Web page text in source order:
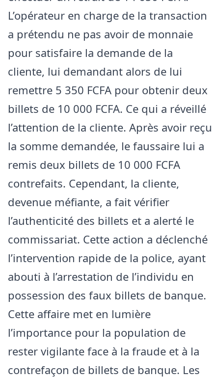
L’opérateur en charge de la transaction
a prétendu ne pas avoir de monnaie
pour satisfaire la demande de la
cliente, lui demandant alors de lui
remettre 5 350 FCFA pour obtenir deux
billets de 10 000 FCFA. Ce qui a réveillé
l’attention de la cliente. Après avoir reçu
la somme demandée, le faussaire lui a
remis deux billets de 10 000 FCFA
contrefaits. Cependant, la cliente,
devenue méfiante, a fait vérifier
l’authenticité des billets et a alerté le
commissariat. Cette action a déclenché
l’intervention rapide de la police, ayant
abouti à l’arrestation de l’individu en
possession des faux billets de banque.
Cette affaire met en lumière
l’importance pour la population de
rester vigilante face à la fraude et à la
contrefaçon de billets de banque. Les